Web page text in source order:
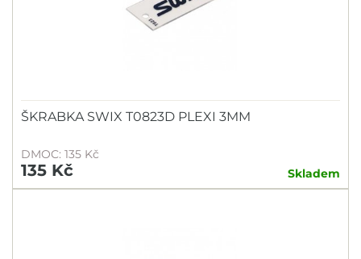
ŠKRABKA SWIX T0823D PLEXI 3MM
DMOC: 135 Kč
135 Kč Skladem